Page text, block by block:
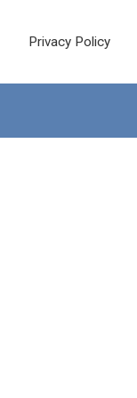
Privacy Policy